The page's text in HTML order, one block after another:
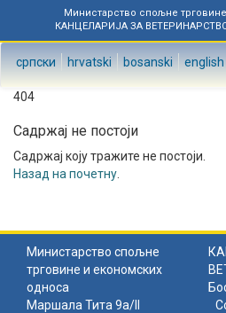
Министарство спољне
КАНЦЕЛАРИЈА ЗА
српски hrvatski bosanski english
404
Садржај не постоји
Садржај коју тражите не постоји.
Назад на почетну
Министарство спољне
трговине и економских
односа
Маршала Тита 9а/II